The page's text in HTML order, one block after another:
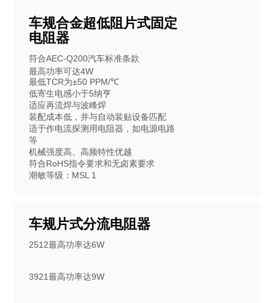
车规合金超低阻片式固定
电阻器
符合AEC-Q200汽车标准条款
最高功率可达4W
最低TCR为±50 PPM/℃
低寄生电感小于5纳亨
适应再流焊与波峰焊
装配成本低，并与自动装贴设备匹配
适于作电流探测用电阻器，如电源电路
等
机械强度高、高频特性优越
符合RoHS指令要求和无卤素要求
潮敏等级：MSL 1
车规片式分流电阻器
2512最高功率达6W
3921最高功率达9W